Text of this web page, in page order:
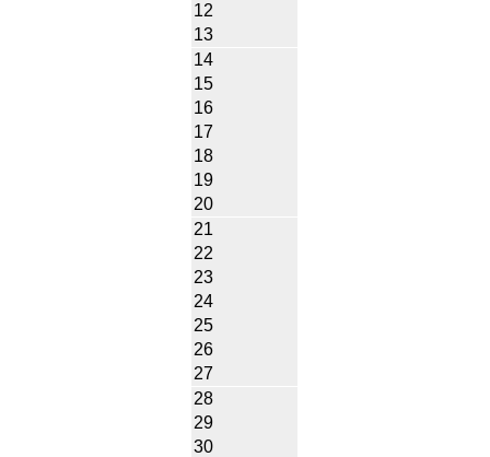
12
13
14
15
16
17
18
19
20
21
22
23
24
25
26
27
28
29
30